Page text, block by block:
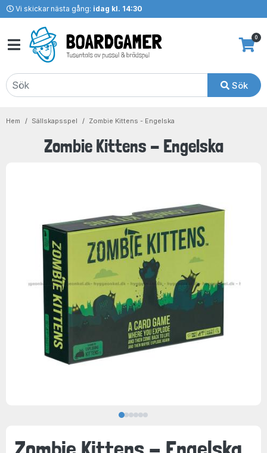
Vi skickar nästa gång: idag kl. 14:30
Sök
0
Hem Sällskapsspel Zombie Kittens - Engelska
Zombie Kittens - Engelska